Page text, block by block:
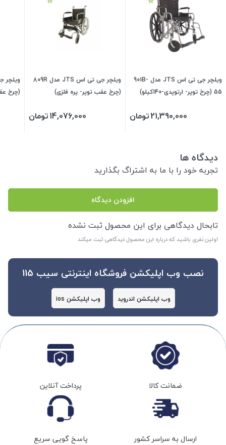
ویلچر جی تی اس JTS مدل 901B-
55 (چرخ توپر- ارتوپدی-140کیلو)
21,390,000تومان
ویلچر جی تی اس JTS مدل 809R
(چرخ عقب توپر- پره فلزی)
14,076,000تومان
(چرخ
دیدگاه ها
تجربه خود را با ما به اشتراگ بگذارید
افزودن دیدگاه
تابحال دیدگاهی برای این محصول ثبت نشده
اولین نفری باشید که درباره این محصول دیدگاهی ثبت میکند
نصب وب اپلیکشن فروشگاه اینترنتی سیب 115
وب اپلیکشن اندروید وب اپلیکشن ios
ضمانت کالا پرداخت آنلاین
ارسال به سراسر کشور پاسخ گویی سریع